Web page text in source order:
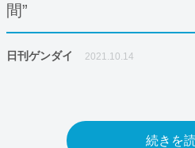
間”
日刊ゲンダイ 2021.10.14
続きを